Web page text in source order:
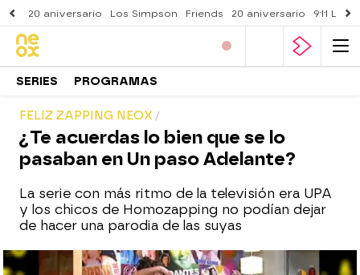
20 aniversario Los Simpson Friends 20 aniversario 911
SERIES PROGRAMAS
FELIZ ZAPPING NEOX
¿Te acuerdas lo bien que se lo
pasaban en Un paso Adelante?
La serie con más ritmo de la televisión era UPA
y los chicos de Homozapping no podían dejar
de hacer una parodia de las suyas